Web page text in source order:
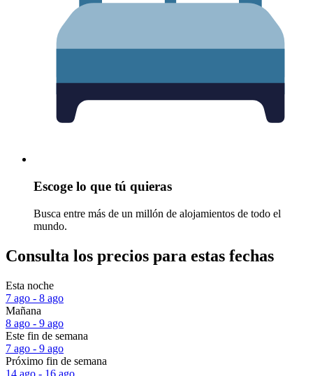
Escoge lo que tú quieras
Busca entre más de un millón de alojamientos de todo el
mundo.
Consulta los precios para estas fechas
Esta noche
7 ago - 8 ago
Mañana
8 ago - 9 ago
Este fin de semana
7 ago - 9 ago
Próximo fin de semana
14 ago - 16 ago